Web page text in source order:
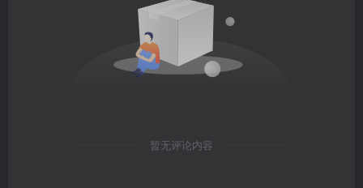
暂无评论内容